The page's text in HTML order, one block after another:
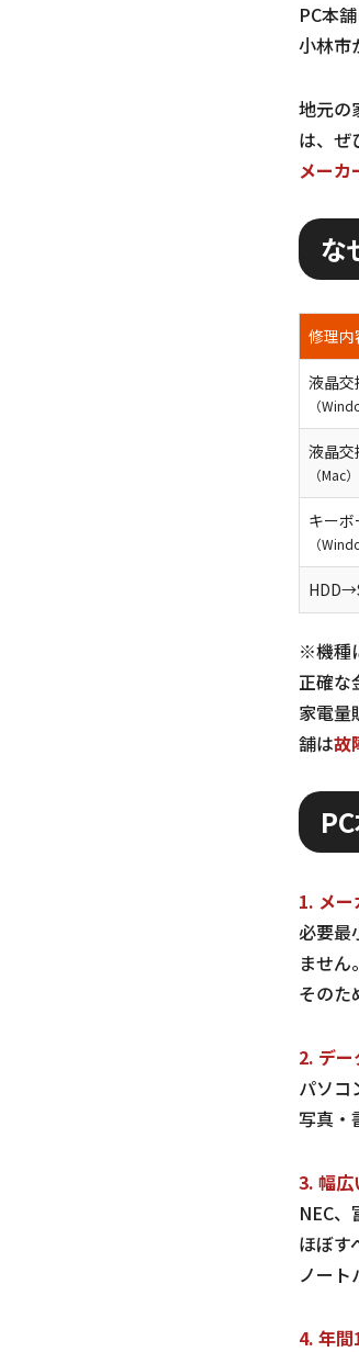
PC本
小林市
地元の
は、ぜ
メーカ
な
修理内
液晶交
（
液晶交
（Mac）
キー
（
※機種
正確な
家電量
舗は故
1. メ
必要最
ません。
そのた
2. デ
パソコ
写真・
3. 幅広
NEC
ほぼす
ノート
4. 年